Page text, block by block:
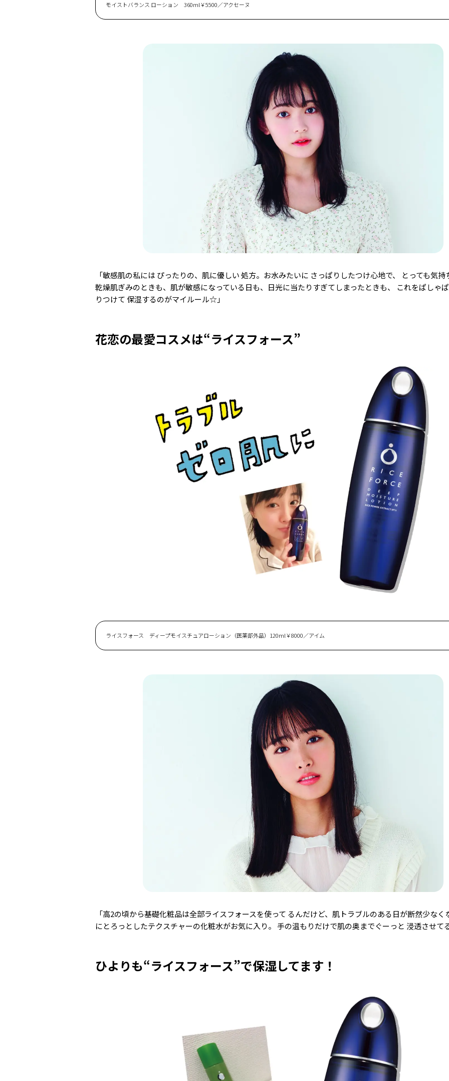
モイストバランス ローション 360ml￥5500／アクセーヌ
「敏感肌の私には ぴったりの、肌に優しい 処方。お水みたいに さっぱりしたつけ心地で、 とっても気持
乾燥肌ぎみのときも、肌が敏感になっている日も、日光に当たりすぎてしまったときも、 これをぱしゃ
りつけて 保湿するのがマイルール☆」
花恋の最愛コスメは“ライスフォース”
ライスフォース ディープモイスチュアローション（医薬部外品）120ml￥8000／アイム
「高2の頃から基礎化粧品は全部ライスフォースを使って るんだけど、肌トラブルのある日が断然少なく
にとろっとしたテクスチャーの化粧水がお気に入り。 手の温もりだけで肌の奥までぐーっと 浸透させて
ひよりも“ライスフォース”で保湿してます！